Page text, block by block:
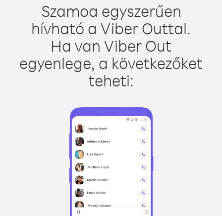
Szamoa egyszerűen
hívható a Viber Outtal.
Ha van Viber Out
egyenlege, a következőket
teheti: